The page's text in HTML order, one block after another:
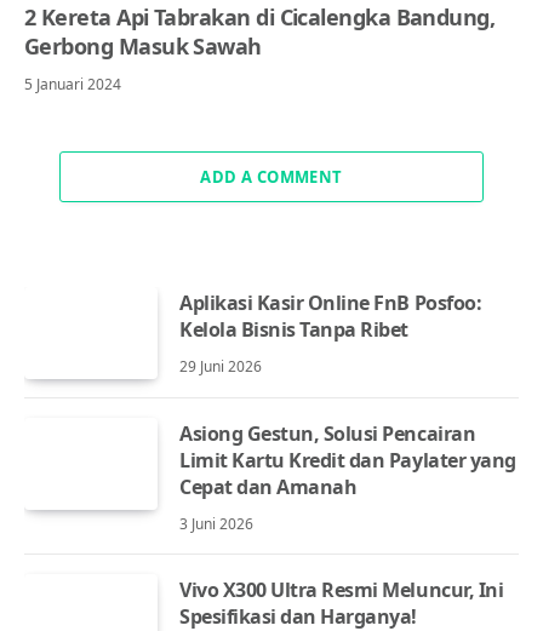
2 Kereta Api Tabrakan di Cicalengka Bandung,
Gerbong Masuk Sawah
5 Januari 2024
ADD A COMMENT
Aplikasi Kasir Online FnB Posfoo:
Kelola Bisnis Tanpa Ribet
29 Juni 2026
Asiong Gestun, Solusi Pencairan
Limit Kartu Kredit dan Paylater yang
Cepat dan Amanah
3 Juni 2026
Vivo X300 Ultra Resmi Meluncur, Ini
Spesifikasi dan Harganya!